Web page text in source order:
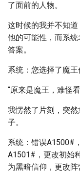
了面前的人物。
这时候的我并不知
他的可能性，而系
答案。
系统：您选择了魔王
“原来是魔王，难怪
我愣然了片刻，突
子。
系统：错误A1500#
A1501#，更改初始
为黑暗信仰，更改阵